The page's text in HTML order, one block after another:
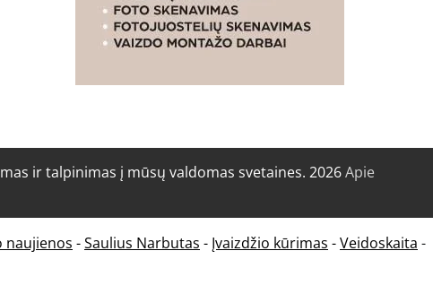
ir talpinimas į mūsų valdomas svetaines. 2026Apie
naujienos -Saulius Narbutas - Įvaizdžio kūrimas -Veidoskaita -